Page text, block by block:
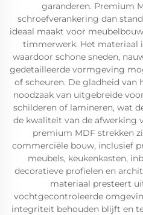
garanderen. Premium
schroefverankering dan
ideaal maakt voor
timmerwerk. Het materiaal
waardoor schone sneden,
gedetailleerde vormgeving
of scheuren. De gladheid
noodzaak van uitgebreide
schilderen of lamineren, wat
de kwaliteit van de afwerking
premium MDF strekken
commerciële bouw, inclusief
meubels, keukenkasten,
decoratieve profielen en
materiaal presteert
vochtgecontroleerde
integriteit behouden blijft en